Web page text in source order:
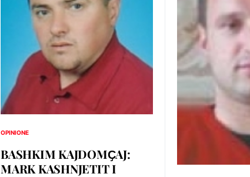
OPINIONE
BASHKIM KAJDOMҪAJ:
MARK KASHNJETIT I